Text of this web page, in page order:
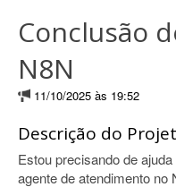
Conclusão
N8N
11/10/2025 às 19:52
Descrição do
Estou precisando de
agente de atendimento